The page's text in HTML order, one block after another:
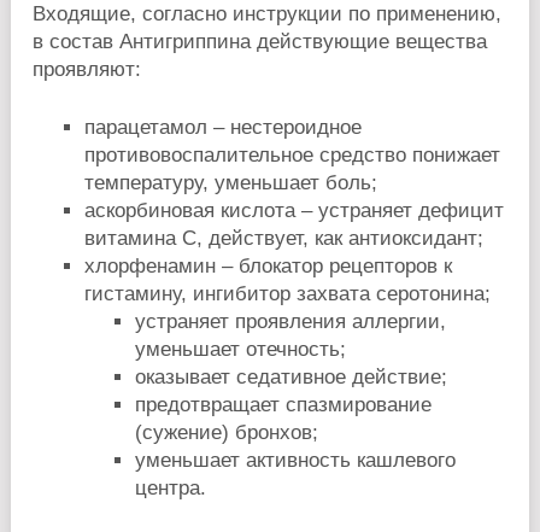
Входящие, согласно инструкции по применению,
в состав Антигриппина действующие вещества
проявляют:
парацетамол – нестероидное
противовоспалительное средство понижает
температуру, уменьшает боль;
аскорбиновая кислота – устраняет дефицит
витамина С, действует, как антиоксидант;
хлорфенамин – блокатор рецепторов к
гистамину, ингибитор захвата серотонина;
устраняет проявления аллергии,
уменьшает отечность;
оказывает седативное действие;
предотвращает спазмирование
(сужение) бронхов;
уменьшает активность кашлевого
центра.